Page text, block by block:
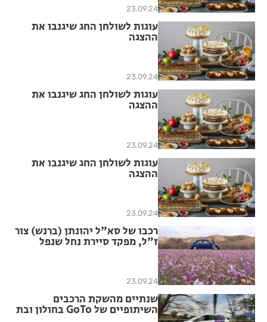
23.09.24
עוגות לשולחן החג שיגנבו את
ההצגה
23.09.24
עוגות לשולחן החג שיגנבו את
ההצגה
23.09.24
עוגות לשולחן החג שיגנבו את
ההצגה
23.09.24
רכבו של סא"ל יהונתן (ברנש) צור
ז"ל, מפקד סיירת נחל שנפל
לאגם)
23.09.24
שנתיים מהשקת הרכבים
השיתופיים של GoTo בחולון ובת